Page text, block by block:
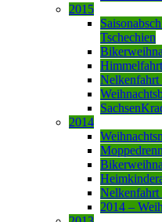
2015
Tschechien
2014
Nelkenfahrt
2014 –